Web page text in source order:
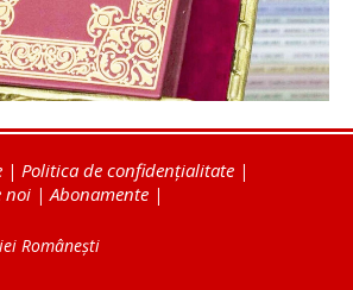
| Politica de confidențialitate |
noi | Abonamente |
Românești